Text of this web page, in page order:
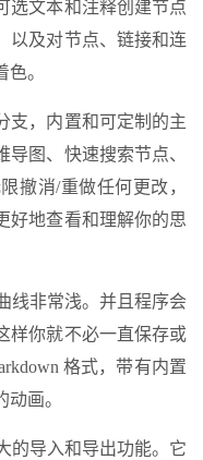
选文本和注释创建节点
以及对节点、链接和连
。
支，内置和可定制的主
图、快速搜索节点、
撤消/重做任何更改，
好地查看和理解你的思
线非常浅。并且程序会
样你就不必一直保存或
格式，带有内置
画。
的导入和导出功能。它